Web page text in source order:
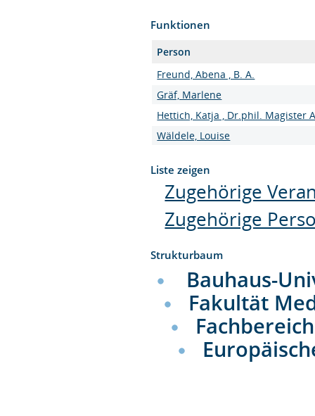
Funktionen
Person
Freund, Abena , B. A.
Gräf, Marlene
Hettich, Katja , Dr.phil. Magister
Wäldele, Louise
Liste zeigen
Zugehörige
Zugehörige
Strukturbaum
Bauhaus-
Fakultät